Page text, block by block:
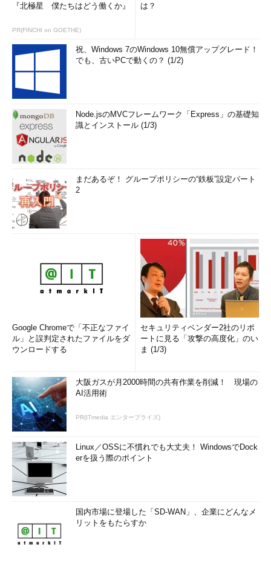
『北極星 僕たちはどう働くか』
PR(FINCHI on GOETHE)
は？
祝、Windows 7のWindows 10無償アップグレード！
でも、古いPCで動くの？ (1/2)
Node.jsのMVCフレームワーク「Express」の基礎知
識とインストール (1/3)
まだあるぞ！ グループポリシーの“鉄板”設定パート
2
Google Chromeで「不正なファイ
ル」と誤判定されたファイルをダ
ウンロードする
セキュリティベンダー2社のリポ
ートに見る「攻撃の高度化」のい
ま (1/3)
大阪ガスが月2000時間の共有作業を削減！ 現場の
AI活用術
PR(ITmedia エンタープライズ)
Linux／OSSに不慣れでも大丈夫！ WindowsでDock
erを扱う際のポイント
国内市場に登場した「SD-WAN」、企業にどんなメ
リットをもたらすか